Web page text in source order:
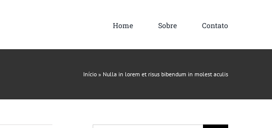
Home Sobre Contato
Início » Nulla in lorem et risus bibendum in molest aculis